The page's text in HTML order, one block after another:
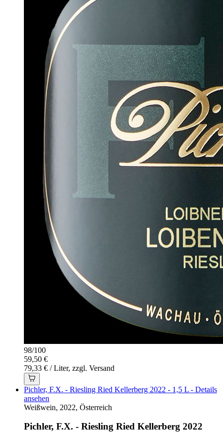
98/100
59,50 €
79,33 € / Liter, zzgl. Versand
Pichler, F.X. - Riesling Ried Kellerberg 2022 - 1,5 L - Details
ansehen
Weißwein, 2022, Österreich
Pichler, F.X. - Riesling Ried Kellerberg 2022